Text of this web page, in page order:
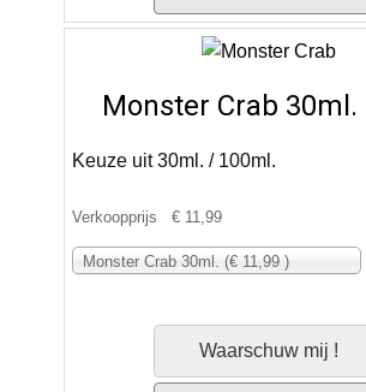
Monster Crab 30ml.
Keuze uit 30ml. / 100ml.
Verkoopprijs € 11,99
Monster Crab 30ml. (€ 11,99 )
Waarschuw mij !